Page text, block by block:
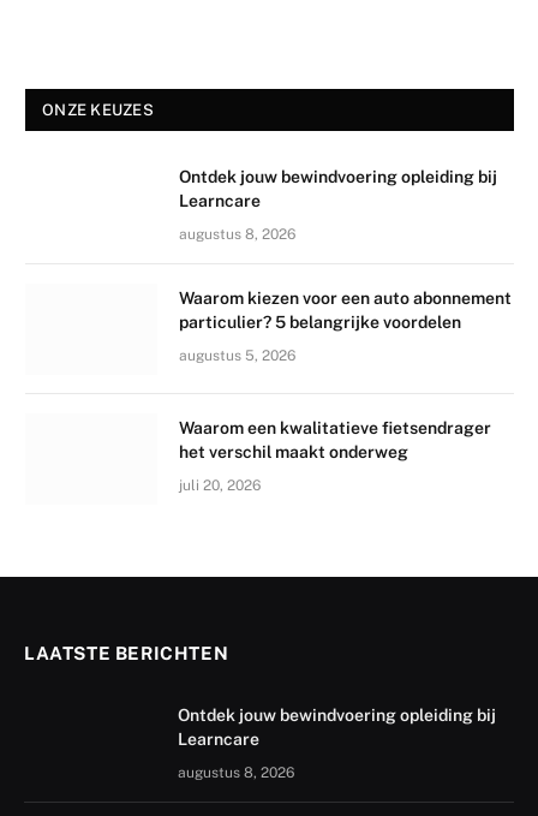
ONZE KEUZES
Ontdek jouw bewindvoering opleiding bij
Learncare
augustus 8, 2026
Waarom kiezen voor een auto abonnement
particulier? 5 belangrijke voordelen
augustus 5, 2026
Waarom een kwalitatieve fietsendrager
het verschil maakt onderweg
juli 20, 2026
LAATSTE BERICHTEN
Ontdek jouw bewindvoering opleiding bij
Learncare
augustus 8, 2026